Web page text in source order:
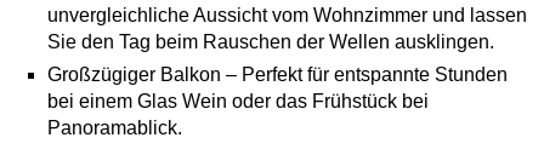
unvergleichliche Aussicht vom Wohnzimmer und lassen
Sie den Tag beim Rauschen der Wellen ausklingen.
Großzügiger Balkon – Perfekt für entspannte Stunden
bei einem Glas Wein oder das Frühstück bei
Panoramablick.